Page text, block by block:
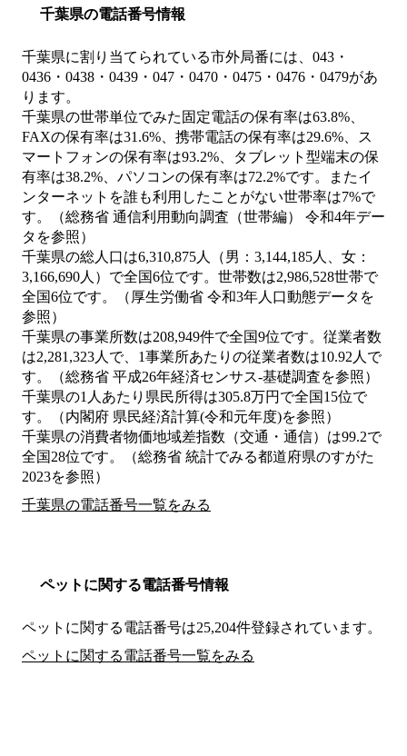
千葉県の電話番号情報
千葉県に割り当てられている市外局番には、043・
0436・0438・0439・047・0470・0475・0476・0479があ
ります。
千葉県の世帯単位でみた固定電話の保有率は63.8%、
FAXの保有率は31.6%、携帯電話の保有率は29.6%、ス
マートフォンの保有率は93.2%、タブレット型端末の保
有率は38.2%、パソコンの保有率は72.2%です。またイ
ンターネットを誰も利用したことがない世帯率は7%で
す。（総務省 通信利用動向調査（世帯編） 令和4年デー
タを参照）
千葉県の総人口は6,310,875人（男：3,144,185人、女：
3,166,690人）で全国6位です。世帯数は2,986,528世帯で
全国6位です。（厚生労働省 令和3年人口動態データを
参照）
千葉県の事業所数は208,949件で全国9位です。従業者数
は2,281,323人で、1事業所あたりの従業者数は10.92人で
す。（総務省 平成26年経済センサス‐基礎調査を参照）
千葉県の1人あたり県民所得は305.8万円で全国15位で
す。（内閣府 県民経済計算(令和元年度)を参照）
千葉県の消費者物価地域差指数（交通・通信）は99.2で
全国28位です。（総務省 統計でみる都道府県のすがた
2023を参照）
千葉県の電話番号一覧をみる
ペットに関する電話番号情報
ペットに関する電話番号は25,204件登録されています。
ペットに関する電話番号一覧をみる